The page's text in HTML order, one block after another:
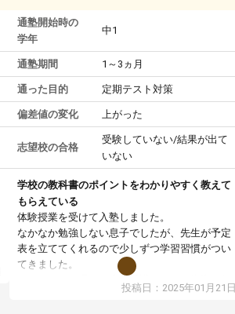
通塾開始時の
学年
中1
通塾期間 1～3ヵ月
通った目的 定期テスト対策
偏差値の変化 上がった
志望校の合格
受験していない/結果が出て
いない
学校の教科書のポイントをわかりやすく教えて
もらえている
体験授業を受けて入塾しました。
なかなか勉強しない息子でしたが、先生が予定
表を立ててくれるので少しずつ学習習慣がつい
てきました。
オンラインで週に一度の受講ですが、指導が無
い日も予定表に基づいて勉強したり、LINEでわ
投稿日：2025年01月21日